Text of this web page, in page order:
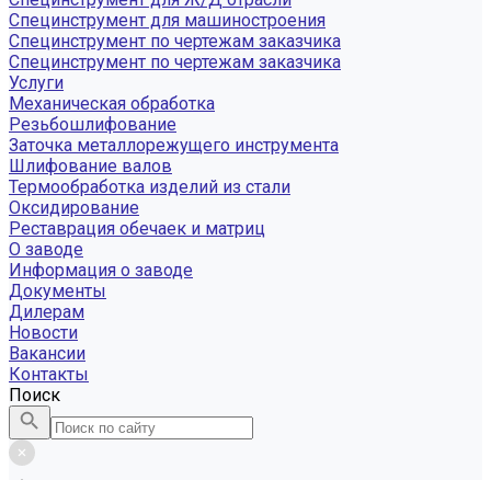
Специнструмент для машиностроения
Специнструмент по чертежам заказчика
Специнструмент по чертежам заказчика
Услуги
Механическая обработка
Резьбошлифование
Заточка металлорежущего инструмента
Шлифование валов
Термообработка изделий из стали
Оксидирование
Реставрация обечаек и матриц
О заводе
Информация о заводе
Документы
Дилерам
Новости
Вакансии
Контакты
Поиск